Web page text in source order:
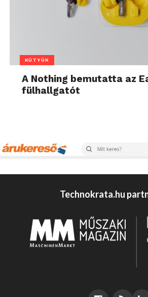
KÜTYÜK
A Nothing bemutatta az
fülhallgatót
Technokrata.hu